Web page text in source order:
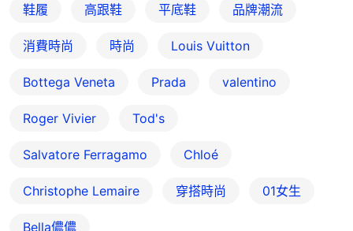
鞋履 高跟鞋 平底鞋 品牌潮流
消費時尚 時尚 Louis Vuitton
Bottega Veneta Prada valentino
Roger Vivier Tod's
Salvatore Ferragamo Chloé
Christophe Lemaire 穿搭時尚 01女生
Bella儂儂